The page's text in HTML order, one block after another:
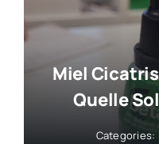
Miel
Quelle
Categories: